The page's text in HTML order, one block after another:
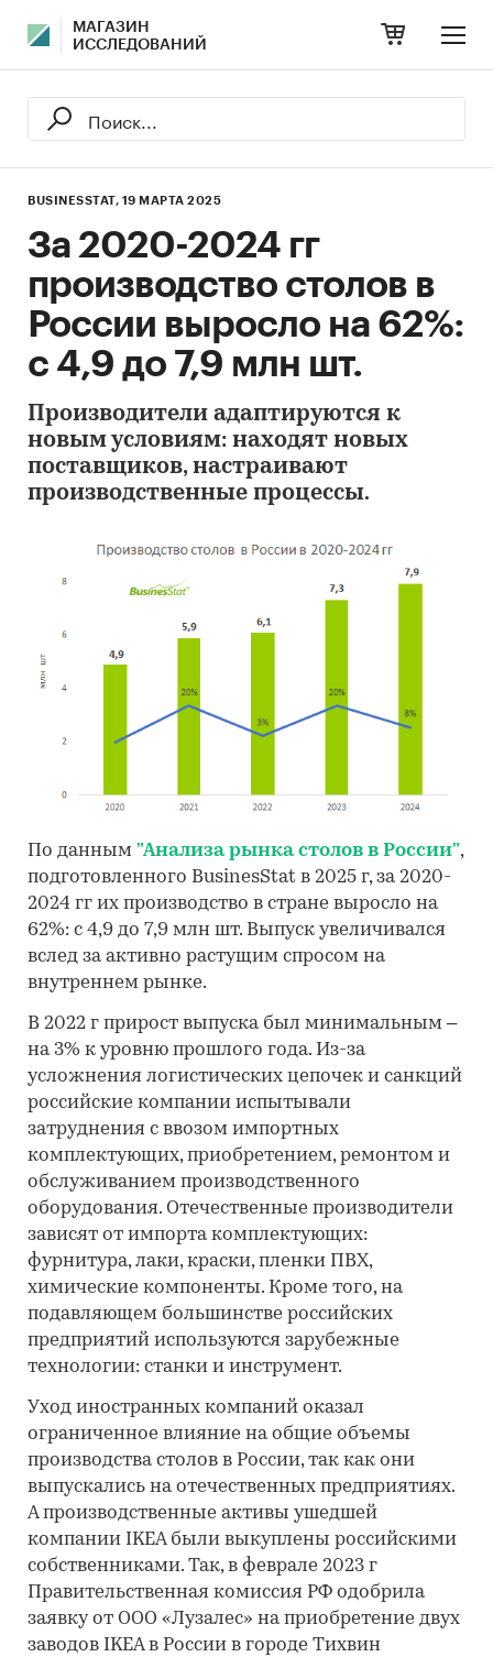
МАГАЗИН
ИССЛЕДОВАНИЙ
BUSINESSTAT, 19 МАРТА 2025
За 2020-2024 гг
производство столов в
России выросло на 62%:
с 4,9 до 7,9 млн шт.
Производители адаптируются к
новым условиям: находят новых
поставщиков, настраивают
производственные процессы.
По данным "Анализа рынка столов в России",
подготовленного BusinesStat в 2025 г, за 2020-
2024 гг их производство в стране выросло на
62%: с 4,9 до 7,9 млн шт. Выпуск увеличивался
вслед за активно растущим спросом на
внутреннем рынке.
В 2022 г прирост выпуска был минимальным –
на 3% к уровню прошлого года. Из-за
усложнения логистических цепочек и санкций
российские компании испытывали
затруднения с ввозом импортных
комплектующих, приобретением, ремонтом и
обслуживанием производственного
оборудования. Отечественные производители
зависят от импорта комплектующих:
фурнитура, лаки, краски, пленки ПВХ,
химические компоненты. Кроме того, на
подавляющем большинстве российских
предприятий используются зарубежные
технологии: станки и инструмент.
Уход иностранных компаний оказал
ограниченное влияние на общие объемы
производства столов в России, так как они
выпускались на отечественных предприятиях.
А производственные активы ушедшей
компании IKEA были выкуплены российскими
собственниками. Так, в феврале 2023 г
Правительственная комиссия РФ одобрила
заявку от ООО «Лузалес» на приобретение двух
заводов IKEA в России в городе Тихвин